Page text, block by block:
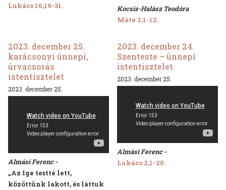
Lukács 16,19-31.
Kocsis-Halász Teodóra
Máté 2,1-12.
2023. december 25.
karácsonyi ünnepi,
úrvacsorás
istentisztelet
2023. december 25.
Almási Ferenc -
„Az Ige testté lett,
közöttünk lakott, és láttuk
2023. december 24.
Szenteste – ünnepi
istentisztelet
2023. december 25.
Almási Ferenc -
Lukács 2,1-20.